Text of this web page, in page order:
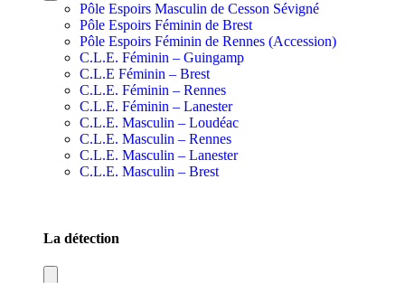
Pôle Espoirs Masculin de Cesson Sévigné
Pôle Espoirs Féminin de Brest
Pôle Espoirs Féminin de Rennes (Accession)
C.L.E. Féminin – Guingamp
C.L.E Féminin – Brest
C.L.E. Féminin – Rennes
C.L.E. Féminin – Lanester
C.L.E. Masculin – Loudéac
C.L.E. Masculin – Rennes
C.L.E. Masculin – Lanester
C.L.E. Masculin – Brest
La détection